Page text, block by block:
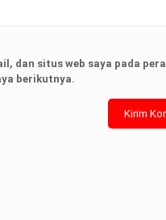
dan situs web saya pada
berikutnya.